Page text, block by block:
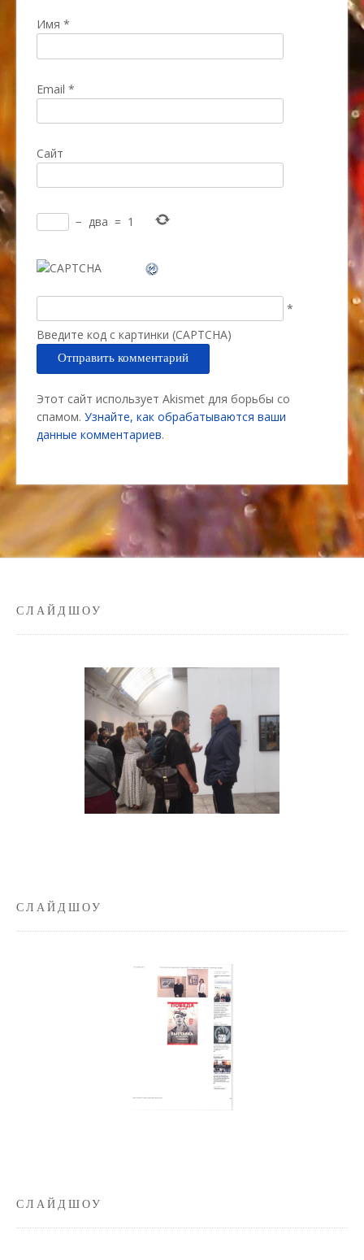
Имя *
Email *
Сайт
− два = 1
Введите код с картинки (CAPTCHA)
*
Этот сайт использует Akismet для борьбы со
спамом. Узнайте, как обрабатываются ваши
данные комментариев.
СЛАЙДШОУ
СЛАЙДШОУ
СЛАЙДШОУ